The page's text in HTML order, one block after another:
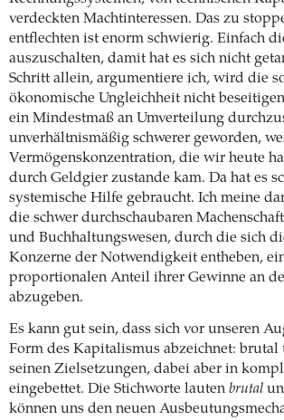
verdeckten Machtinteressen. Das zu
entflechten ist enorm schwierig. Einfach
auszuschalten, damit hat es sich nicht
Schritt allein, argumentiere ich, wird die
ökonomische Ungleichheit nicht
ein Mindestmaß an Umverteilung
unverhältnismäßig schwerer geworden,
Vermögenskonzentration, die wir heute
durch Geldgier zustande kam. Da hat es
systemische Hilfe gebraucht. Ich meine
die schwer durchschaubaren
und Buchhaltungswesen, durch die sich
Konzerne der Notwendigkeit entheben,
proportionalen Anteil ihrer Gewinne an
abzugeben.
Es kann gut sein, dass sich vor unseren
Form des Kapitalismus abzeichnet: brutal
seinen Zielsetzungen, dabei aber in
eingebettet. Die Stichworte lauten brutal
können uns den neuen